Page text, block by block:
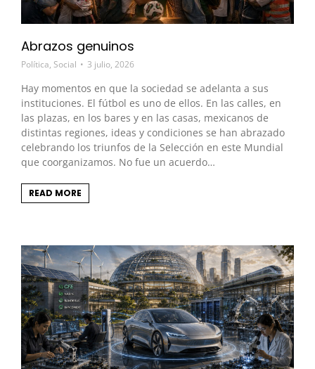
Abrazos genuinos
Política, Social 3 julio, 2026
Hay momentos en que la sociedad se adelanta a sus
instituciones. El fútbol es uno de ellos. En las calles, en
las plazas, en los bares y en las casas, mexicanos de
distintas regiones, ideas y condiciones se han abrazado
celebrando los triunfos de la Selección en este Mundial
que coorganizamos. No fue un acuerdo…
READ MORE